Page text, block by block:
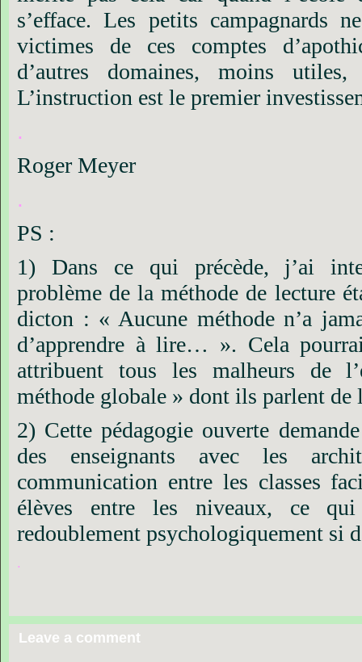
s’efface. Les petits campagnards
victimes de ces comptes
d’autres domaines, moins
L’instruction est le premier
.
Roger Meyer
.
PS :
1) Dans ce qui précède, j’ai
problème de la méthode de lecture
dicton : « Aucune méthode n’a
d’apprendre à lire… ». Cela
attribuent tous les malheurs de
méthode globale » dont ils parlent
2) Cette pédagogie ouverte
des enseignants avec les
communication entre les classes
élèves entre les niveaux, ce
redoublement psychologiquement si
.
Leave a comment